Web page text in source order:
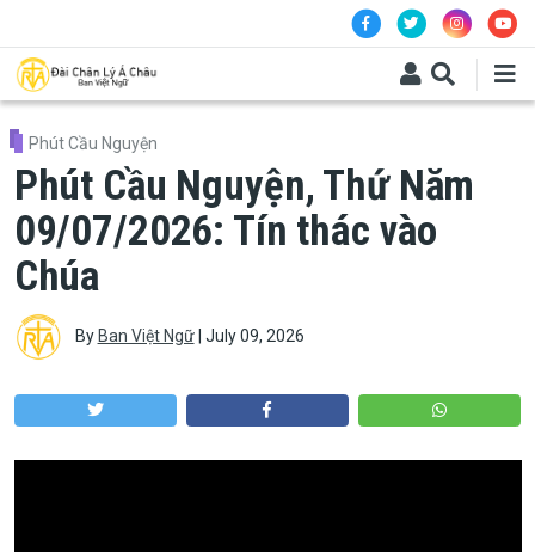
Phút Cầu Nguyện
Phút Cầu Nguyện, Thứ Năm
09/07/2026: Tín thác vào
Chúa
By Ban Việt Ngữ| July 09, 2026